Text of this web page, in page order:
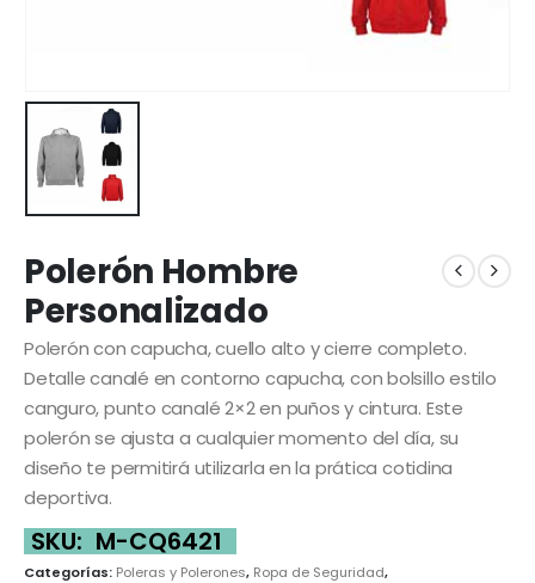
Polerón Hombre
Personalizado
Polerón con capucha, cuello alto y cierre completo.
Detalle canalé en contorno capucha, con bolsillo estilo
canguro, punto canalé 2×2 en puños y cintura. Este
polerón se ajusta a cualquier momento del día, su
diseño te permitirá utilizarla en la prática cotidina
deportiva.
SKU: M-CQ6421
Categorías: Poleras y Polerones, Ropa de Seguridad,